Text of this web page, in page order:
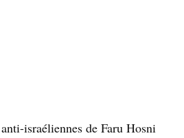
israéliennes de Faru Hosni